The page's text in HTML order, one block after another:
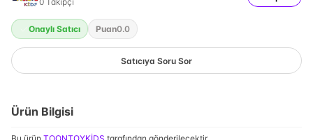
Onaylı Satıcı Puan0.0
Satıcıya Soru Sor
Ürün Bilgisi
Bu ürün TOONTOYKİDS tarafından gönderilecektir.